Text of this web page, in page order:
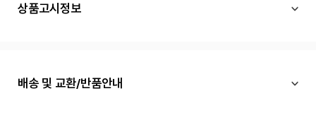
상품고시정보
배송 및 교환/반품안내